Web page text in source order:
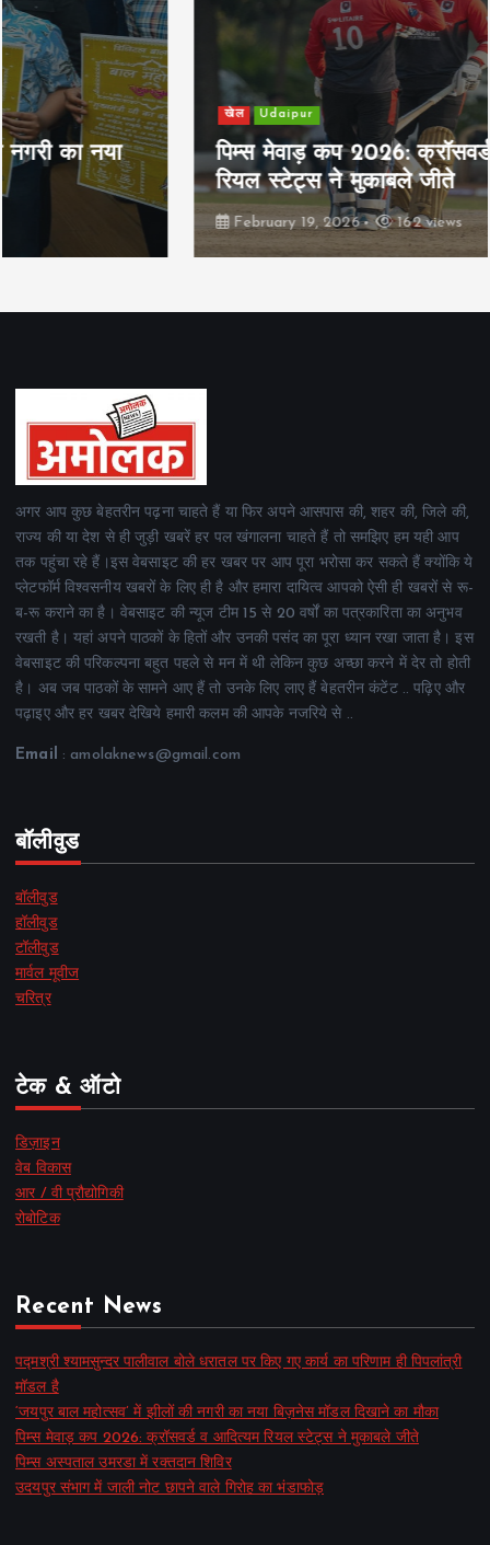
खेल Udaipur
पिम्स मेवाड़ कप 2026: क्रॉसवर्ड व आदित्यम
रियल स्टेट्स ने मुकाबले जीते
162 views
अगर आप कुछ बेहतरीन पढ़ना चाहते हैं या फिर अपने आसपास की, शहर की, जिले की,
राज्य की या देश से ही जुड़ी खबरें हर पल खंगालना चाहते हैं तो समझिए हम यही आप
तक पहुंचा रहे हैं।इस वेबसाइट की हर खबर पर आप पूरा भरोसा कर सकते हैं क्योंकि ये
प्लेटफॉर्म विश्वसनीय खबरों के लिए ही है और हमारा दायित्व आपको ऐसी ही खबरों से रू-
ब-रू कराने का है। वेबसाइट की न्यूज टीम 15 से 20 वर्षों का पत्रकारिता का अनुभव
रखती है। यहां अपने पाठकों के हितों और उनकी पसंद का पूरा ध्यान रखा जाता है। इस
वेबसाइट की परिकल्पना बहुत पहले से मन में थी लेकिन कुछ अच्छा करने में देर तो होती
है। अब जब पाठकों के सामने आए हैं तो उनके लिए लाए हैं बेहतरीन कंटेंट .. पढ़िए और
पढ़ाइए और हर खबर देखिये हमारी कलम की आपके नजरिये से ..
Email : amolaknews@gmail.com
बॉलीवुड
बॉलीवुड
हॉलीवुड
टॉलीवुड
मार्वल मूवीज
चरित्र
टेक & ऑटो
डिज़ाइन
वेब विकास
आर / वी प्रौद्योगिकी
रोबोटिक
Recent News
पद्मश्री श्यामसुन्दर पालीवाल बोले धरातल पर किए गए कार्य का परिणाम ही पिपलांत्री
मॉडल है
‘जयपुर बाल महोत्सव’ में झीलों की नगरी का नया बिज़नेस मॉडल दिखाने का मौका
पिम्स मेवाड़ कप 2026: क्रॉसवर्ड व आदित्यम रियल स्टेट्स ने मुकाबले जीते
पिम्स अस्पताल उमरडा में रक्तदान शिविर
उदयपुर संभाग में जाली नोट छापने वाले गिरोह का भंडाफोड़